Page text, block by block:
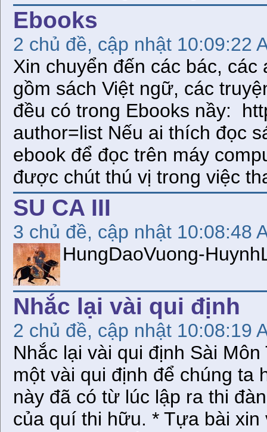
Ebooks
2 chủ đề, cập nhật 10:09:22
Xin chuyển đến các bác,
gồm sách Việt ngữ, các
đều có trong Ebooks nầy:
author=list Nếu ai thích đọc
ebook để đọc trên máy
được chút thú vị trong việc
SU CA III
3 chủ đề, cập nhật 10:08:48
HungDaoVuong-
Nhắc lại vài qui định
2 chủ đề, cập nhật 10:08:19
Nhắc lại vài qui định Sài
một vài qui định để chúng ta
này đã có từ lúc lập ra thi
của quí thi hữu. * Tựa bài